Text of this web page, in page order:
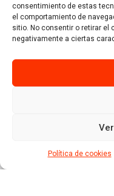
consentimiento de estas
el comportamiento de
sitio. No consentir o retirar el
negativamente a ciertas
Política de cookies